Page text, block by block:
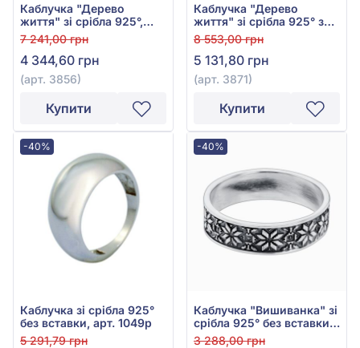
Каблучка "Дерево
життя" зі срібла 925°,
арт. 3856
7 241,00 грн
4 344,60 грн
(арт. 3856)
Купити
Каблучка "Дерево
життя" зі срібла 925° з
рожевим фіанітом/
куб.цирконієм, арт. 3871
8 553,00 грн
5 131,80 грн
(арт. 3871)
Купити
-40%
Каблучка зі срібла 925°
без вставки, арт. 1049р
5 291,79 грн
-40%
Каблучка "Вишиванка" зі
срібла 925° без вставки,
арт. Вишиванка к Е
3 288,00 грн